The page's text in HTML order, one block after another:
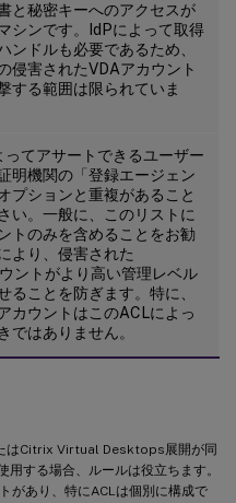
と秘密キーへのアクセスが
シンです。IdPによって取得
ンドルも必要であるため、
侵害されたVDAアカウント
する範囲は限られていま
ってアサートできるユーザー
明機関の「登録エージェン
プションと重複があること
い。一般に、このリストに
トのみを含めることをお勧
より、侵害された
ントがより高い管理レベル
ることを防ぎます。特に、
カウントはこのACLによっ
ではありません。
はCitrix Virtual Desktops展開が同
用する場合、ルールは役立ちます。
があり、特にACLは個別に構成で